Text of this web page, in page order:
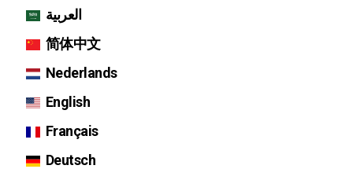
العربية
简体中文
Nederlands
English
Français
Deutsch